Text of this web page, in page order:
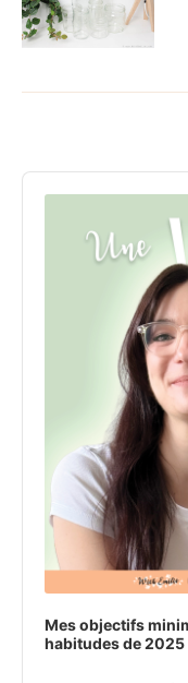
Audio
Player
Mes objectifs
habitudes de 2025